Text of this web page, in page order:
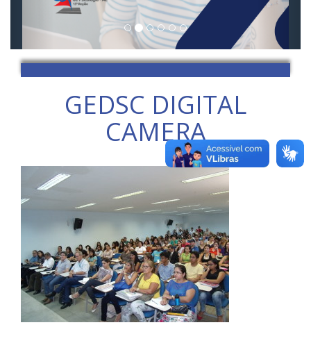
GEDSC DIGITAL
CAMERA